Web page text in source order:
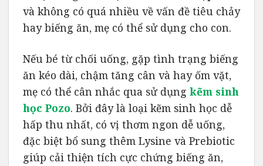
và không có quá nhiều về vấn đề tiêu chảy
hay biếng ăn, mẹ có thể sử dụng cho con.
Nếu bé từ chối uống, gặp tình trạng biếng
ăn kéo dài, chậm tăng cân và hay ốm vặt,
mẹ có thể cân nhắc qua sử dụng kẽm sinh
học Pozo. Bởi đây là loại kẽm sinh học dễ
hấp thu nhất, có vị thơm ngon dễ uống,
đặc biệt bổ sung thêm Lysine và Prebiotic
giúp cải thiện tích cực chứng biếng ăn,